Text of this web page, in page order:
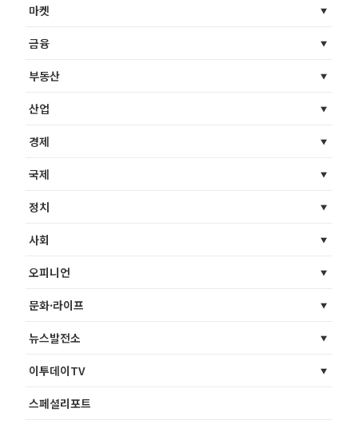
마켓
금융
부동산
산업
경제
국제
정치
사회
오피니언
문화·라이프
뉴스발전소
이투데이TV
스페셜리포트